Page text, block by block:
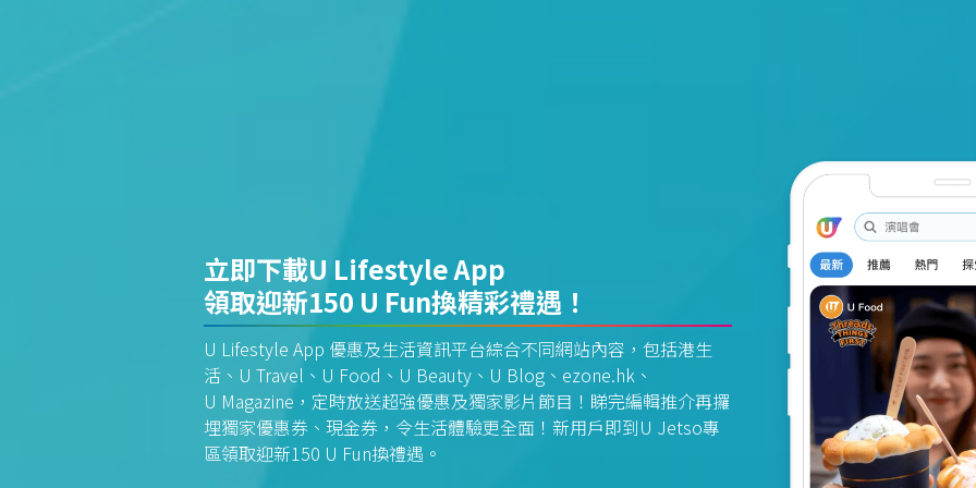
立即下載U Lifestyle App
領取迎新150 U Fun換精彩禮遇！
U Lifestyle App 優惠及生活資訊平台綜合不同網站內容，包括港生
活、U Travel、U Food、U Beauty、U Blog、ezone.hk、
U Magazine，定時放送超強優惠及獨家影片節目！睇完編輯推介再攞
埋獨家優惠券、現金券，令生活體驗更全面！新用戶即到U Jetso專
區領取迎新150 U Fun換禮遇。